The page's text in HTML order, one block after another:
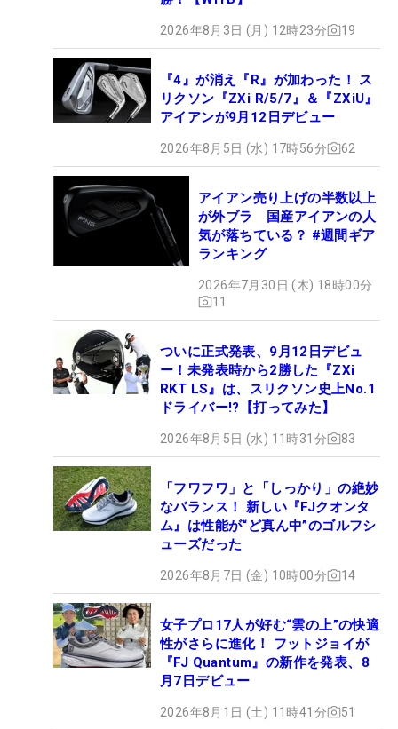
2026年8月3日 (月) 12時23分 19
『4』が消え『R』が加わった！ ス
リクソン『ZXi R/5/7』＆『ZXiU』
アイアンが9月12日デビュー
2026年8月5日 (水) 17時56分 62
アイアン売り上げの半数以上
が外ブラ 国産アイアンの人
気が落ちている？ #週間ギア
ランキング
2026年7月30日 (木) 18時00分
11
ついに正式発表、9月12日デビュ
ー！未発表時から2勝した『ZXi
RKT LS』は、スリクソン史上No.1
ドライバー!?【打ってみた】
2026年8月5日 (水) 11時31分 83
「フワフワ」と「しっかり」の絶妙
なバランス！ 新しい『FJクオンタ
ム』は性能が“ど真ん中”のゴルフシ
ューズだった
2026年8月7日 (金) 10時00分 14
女子プロ17人が好む“雲の上”の快適
性がさらに進化！ フットジョイが
『FJ Quantum』の新作を発表、8
月7日デビュー
2026年8月1日 (土) 11時41分 51